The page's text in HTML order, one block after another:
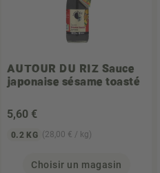
AUTOUR DU RIZ Sauce
japonaise sésame toasté
5,60 €
0.2 KG (28,00 € / kg)
Choisir un magasin